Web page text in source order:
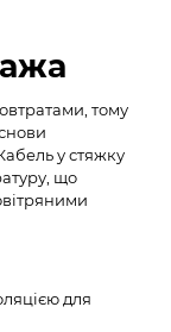
тому
у стяжку
що
для